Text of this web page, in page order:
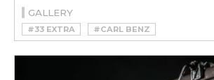
GALLERY
#33 EXTRA
#CARL BENZ
#MERCEDES MUSEUM
#MUSEUMPILLS
#PATENTE